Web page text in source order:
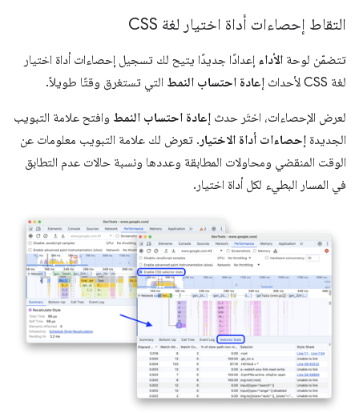
التقاط إحصاءات أداة اختيار لغة CSS
تتضمّن لوحة الأداء إعدادًا جديدًا يتيح لك تسجيل إحصاءات أداة اختيار
لغة CSS لأحداث
إعادة احتساب النمط التي تستغرق وقتًا طويلاً.
لعرض الإحصاءات، اختَر حدث إعادة احتساب النمط وافتح علامة التبويب
الجديدة إحصاءات أداة الاختيار . تعرض لك علامة التبويب معلومات عن
الوقت المنقضي ومحاولات المطابقة وعددها ونسبة حالات عدم التطابق
في المسار البطيء لكل أداة اختيار.